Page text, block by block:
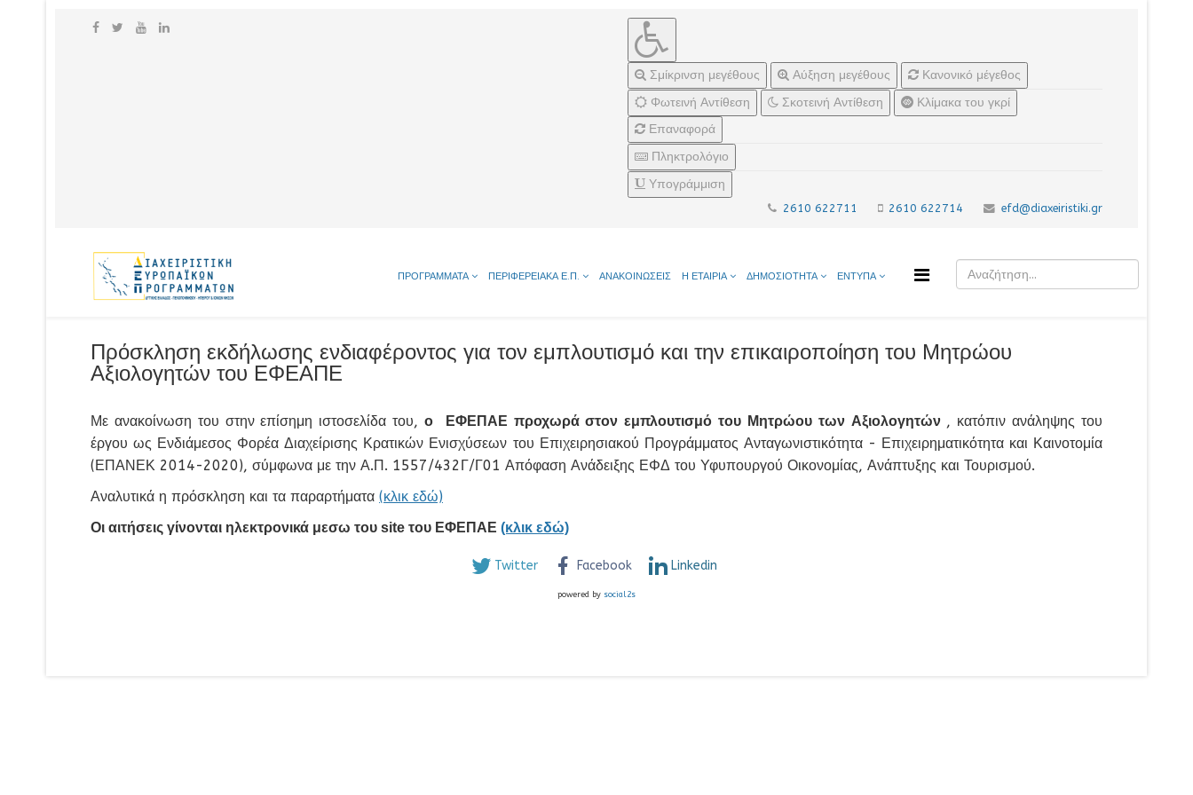
Σμίκρινση μεγέθους Αύξηση μεγέθους
Κανονικό μέγεθος
Φωτεινή Αντίθεση
Σκοτεινή Αντίθεση
Κλίμακα του γκρί
Επαναφορά
Πληκτρολόγιο
Υπογράμμιση
2610 622711 2610 622714 efd@diaxeiristiki.gr
ΠΡΟΓΡΑΜΜΑΤΑ ΠΕΡΙΦΕΡΕΙΑΚΑ Ε.Π. ΑΝΑΚΟΙΝΩΣΕΙΣ Η ΕΤΑΙΡΙΑ ΔΗΜΟΣΙΟΤΗΤΑ ΕΝΤΥΠΑ
Πρόσκληση εκδήλωσης ενδιαφέροντος για τον εμπλουτισμό και την επικαιροποίηση του Μητρώου
Αξιολογητών του ΕΦΕΑΠΕ
Με ανακοίνωση του στην επίσημη ιστοσελίδα του, ο ΕΦΕΠΑΕ προχωρά στον εμπλουτισμό του Μητρώου των Αξιολογητών, κατόπιν ανάληψης του
έργου ως Ενδιάμεσος Φορέα Διαχείρισης Κρατικών Ενισχύσεων του Επιχειρησιακού Προγράμματος Ανταγωνιστικότητα - Επιχειρηματικότητα και Καινοτομία
(ΕΠΑΝΕΚ 2014-2020), σύμφωνα με την Α.Π. 1557/432Γ/Γ01 Απόφαση Ανάδειξης ΕΦΔ του Υφυπουργού Οικονομίας, Ανάπτυξης και Τουρισμού.
Αναλυτικά η πρόσκληση και τα παραρτήματα (κλικ εδώ)
Οι αιτήσεις γίνονται ηλεκτρονικά μεσω του site του ΕΦΕΠΑΕ (κλικ εδώ)
Twitter Facebook Linkedin
powered by social2s